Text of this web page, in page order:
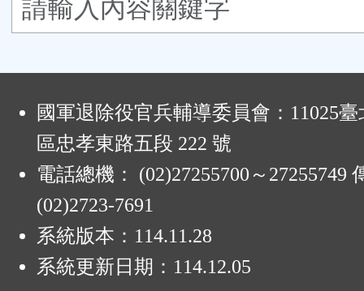
鈕
國軍退除役官兵輔導委員會：11025
區忠孝東路五段 222 號
電話總機： (02)27255700～27255749
(02)2723-7691
系統版本： 114.11.28
系統更新日期： 114.12.05